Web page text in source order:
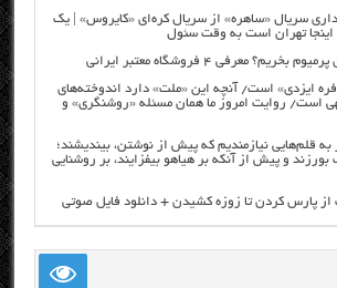
سریال «ساهره» از سریال کره‌ای «کایروس» | یک
اینجا تهران است به وقت سئول
معرفی ۴ فروشگاه معتبر ایرانی
ایزدی» است/ آنچه این «ملت» دارد اندوخته‌های
است/ روایت امروز ما همان مسئله «روشنگری» و
قلم‌هایی نیازمندیم که پیش از نوشتن، بیندیشند؛
و پیش از آنکه بر هیاهو بیفزایند، بر روشنایی
پارس کردن تا زوزه کشیدن + دانلود فایل صوتی